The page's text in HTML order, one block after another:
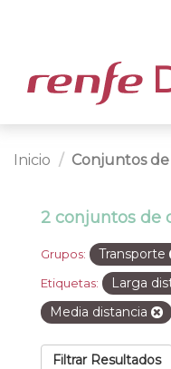
Inicio Conjuntos
2 conjuntos de
Grupos: Transporte
Etiquetas:
Larga
Media distancia
Filtrar Resultados